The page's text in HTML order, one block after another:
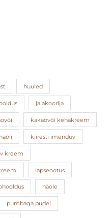
huuled
jalakoorija
kakaovõi kehakreem
kiiresti imenduv
kreem
lapseootus
näole
pumbaga pudel